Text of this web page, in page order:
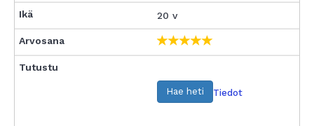
20 v
Hae heti Tiedot